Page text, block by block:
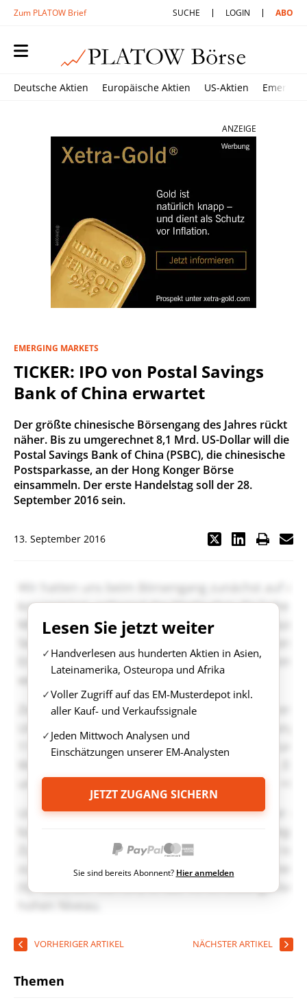
Zum PLATOW Brief SUCHE LOGIN ABO
Deutsche Aktien Europäische Aktien US-Aktien
ANZEIGE
EMERGING MARKETS
TICKER: IPO von Postal Savings
Bank of China erwartet
Der größte chinesische Börsengang des Jahres rückt
näher. Bis zu umgerechnet 8,1 Mrd. US-Dollar will die
Postal Savings Bank of China (PSBC), die chinesische
Postsparkasse, an der Hong Konger Börse
einsammeln. Der erste Handelstag soll der 28.
September 2016 sein.
13. September 2016
Lesen Sie jetzt weiter
Handverlesen aus hunderten Aktien in Asien,
Lateinamerika, Osteuropa und Afrika
Voller Zugriff auf das EM-Musterdepot inkl.
aller Kauf- und Verkaufssignale
Jeden Mittwoch Analysen und
Einschätzungen unserer EM-Analysten
JETZT ZUGANG SICHERN
Sie sind bereits Abonnent? Hier anmelden
VORHERIGER ARTIKEL NÄCHSTER ARTIKEL
Themen